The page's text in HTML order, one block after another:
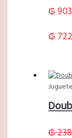
₲
₲
₲